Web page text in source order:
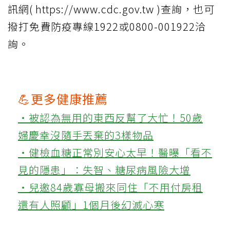
訊網( https://www.cdc.gov.tw )查詢，也可
撥打免費防疫專線1922或0800-001922洽
詢。
💪更多健康推薦
‧被認為無用的東西反幫了大忙！50歲
婦慶幸沒隨手丟棄的3樣物品
‧健檢血糖正常別安心太早！醫曝「看不
見的隱患」：失智、糖尿病風險大增
‧兒邀84歲寡母搬來同住「不用付房租
還有人照顧」1個月後幻滅心寒